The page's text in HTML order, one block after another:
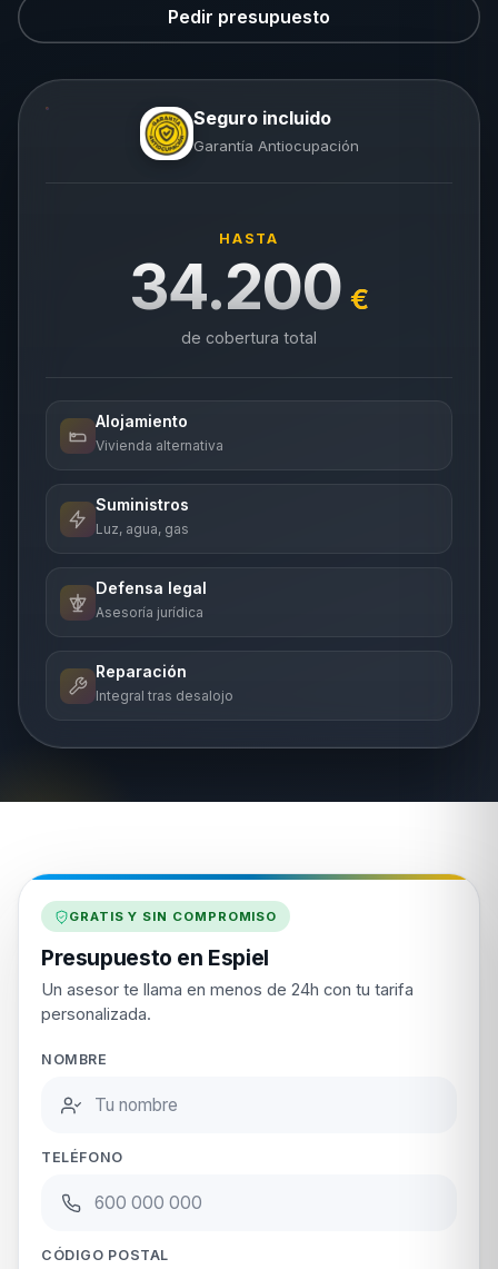
Pedir presupuesto
Seguro incluido
Garantía Antiocupación
HASTA
34.200 €
de cobertura total
Alojamiento
Vivienda alternativa
Suministros
Luz, agua, gas
Defensa legal
Asesoría jurídica
Reparación
Integral tras desalojo
GRATIS Y SIN COMPROMISO
Presupuesto en Espiel
Un asesor te llama en menos de 24h con tu tarifa
personalizada.
NOMBRE
TELÉFONO
CÓDIGO POSTAL